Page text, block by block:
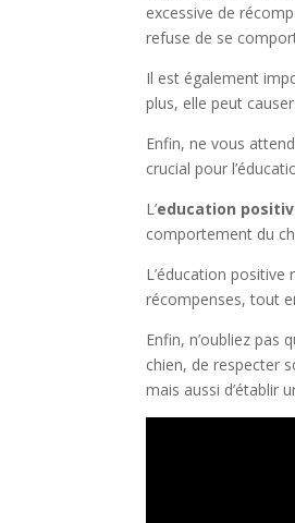
excessive de
refuse de se
Il est également
plus, elle peut
Enfin, ne vous
crucial pour
L’education
comportement du
L’éducation
récompenses, tout
Enfin, n’oubliez
chien, de respecter
mais aussi d’établir